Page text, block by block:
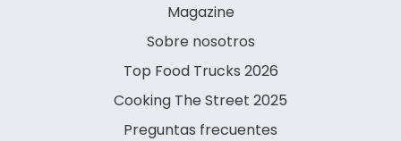
Magazine
Sobre nosotros
Top Food Trucks 2026
Cooking The Street 2025
Preguntas frecuentes